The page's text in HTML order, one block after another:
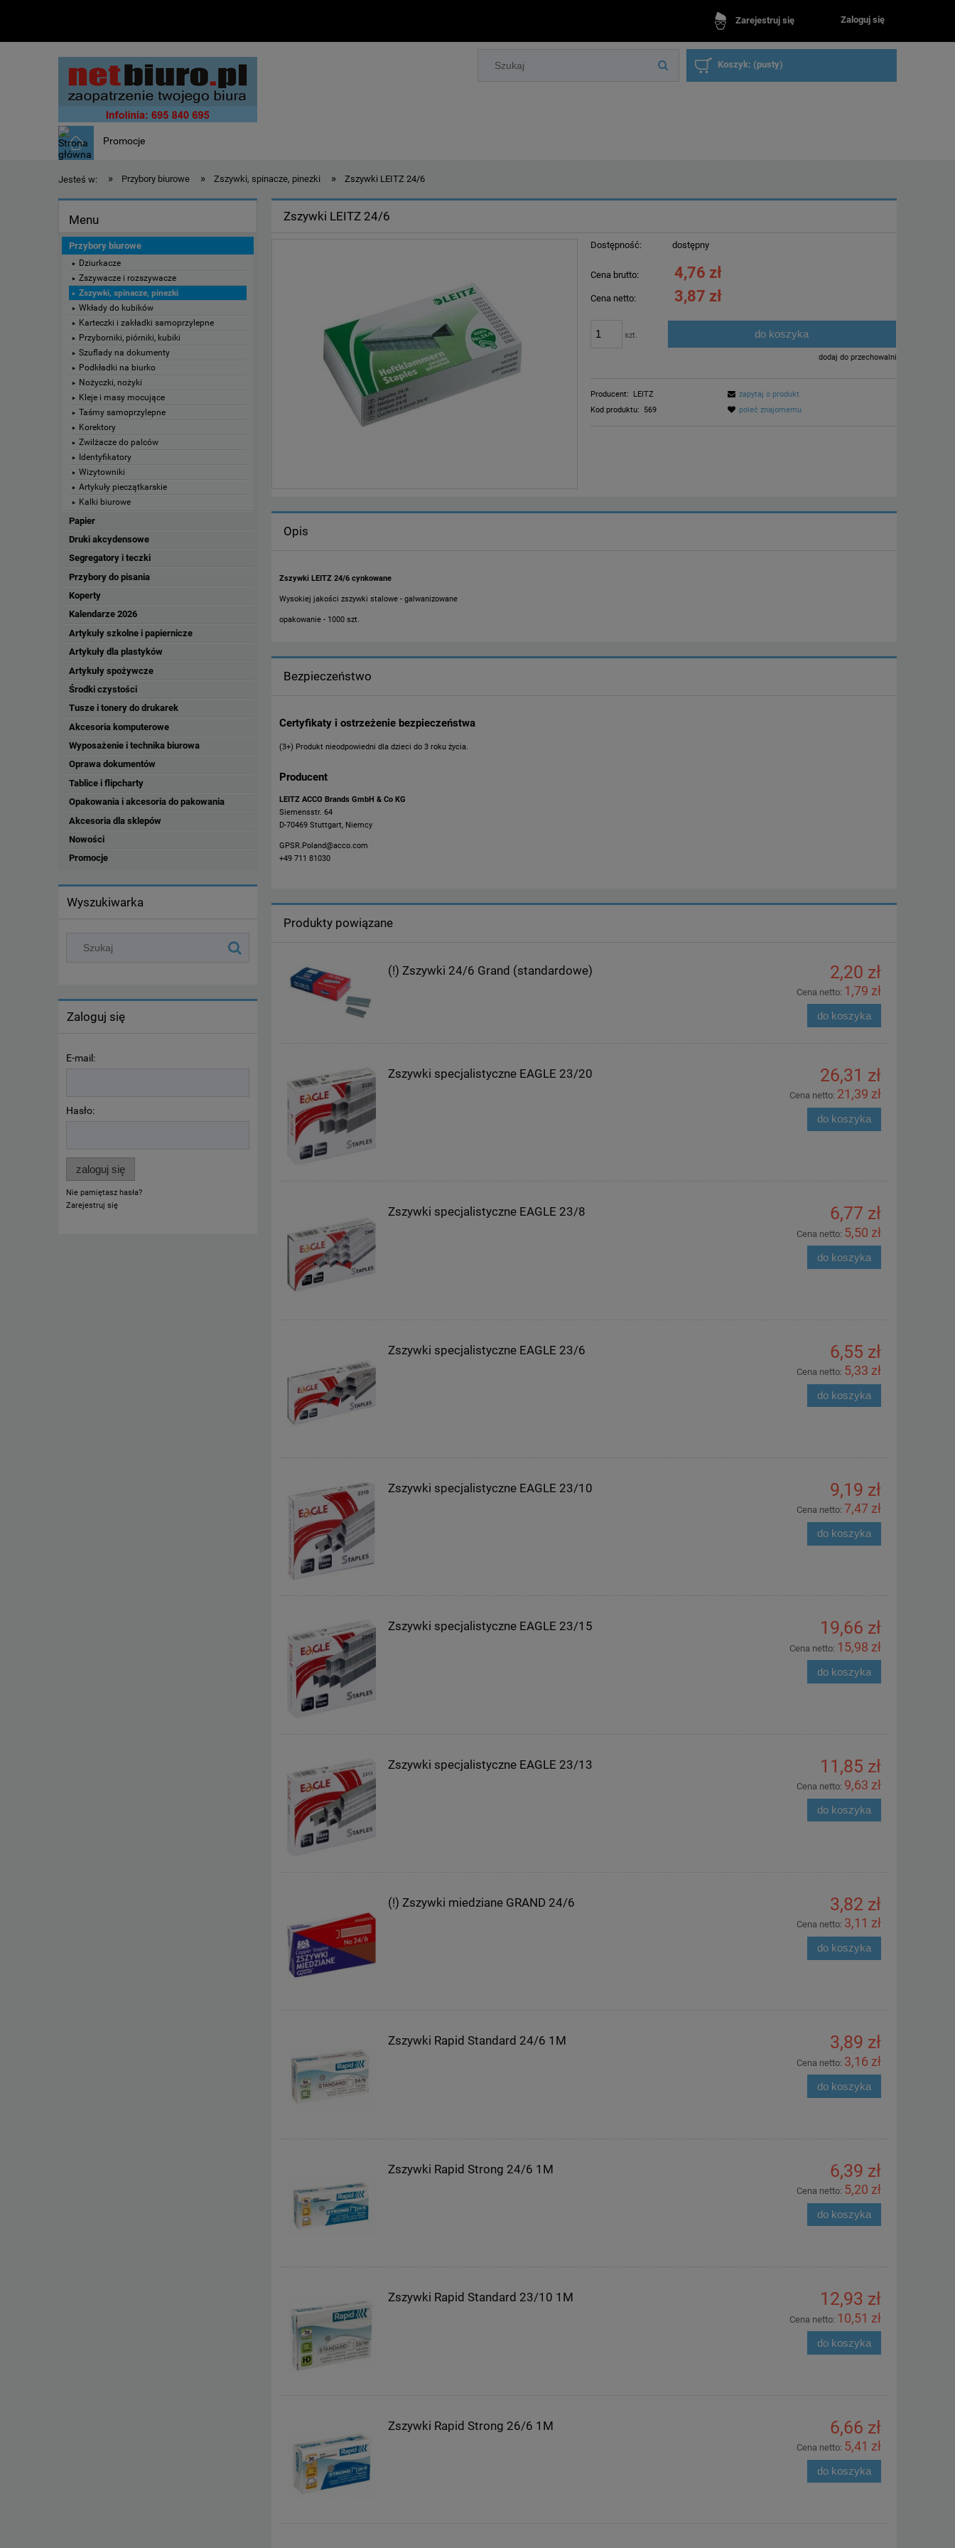
Zarejestruj się Zaloguj się
Koszyk: (pusty)
Promocje
Jesteś w: » Przybory biurowe » Zszywki, spinacze, pinezki » Zszywki LEITZ 24/6
Menu
Przybory biurowe
Dziurkacze
Zszywacze i rozszywacze
Zszywki, spinacze, pinezki
Wkłady do kubików
Karteczki i zakładki samoprzylepne
Przyborniki, piórniki, kubiki
Szuflady na dokumenty
Podkładki na biurko
Nożyczki, nożyki
Kleje i masy mocujące
Taśmy samoprzylepne
Korektory
Zwilżacze do palców
Identyfikatory
Wizytowniki
Artykuły pieczątkarskie
Kalki biurowe
Papier
Druki akcydensowe
Segregatory i teczki
Przybory do pisania
Koperty
Kalendarze 2026
Artykuły szkolne i papiernicze
Artykuły dla plastyków
Artykuły spożywcze
Środki czystości
Tusze i tonery do drukarek
Akcesoria komputerowe
Wyposażenie i technika biurowa
Oprawa dokumentów
Tablice i flipcharty
Opakowania i akcesoria do pakowania
Akcesoria dla sklepów
Nowości
Promocje
Wyszukiwarka
Zaloguj się
E-mail:
Hasło:
zaloguj się
Nie pamiętasz hasła?
Zarejestruj się
Zszywki LEITZ 24/6
Dostępność: dostępny
Cena brutto: 4,76 zł
Cena netto: 3,87 zł
szt. do koszyka
dodaj do przechowalni
Producent:
LEITZ
Kod produktu:
569
zapytaj o produkt
poleć znajomemu
Opis
Zszywki LEITZ 24/6 cynkowane
Wysokiej jakości zszywki stalowe - galwanizowane
opakowanie - 1000 szt.
Bezpieczeństwo
Certyfikaty i ostrzeżenie bezpieczeństwa
(3+) Produkt nieodpowiedni dla dzieci do 3 roku życia.
Producent
LEITZ ACCO Brands GmbH & Co KG
Siemensstr. 64
D-70469 Stuttgart, Niemcy
GPSR.Poland@acco.com
+49 711 81030
Produkty powiązane
(!) Zszywki 24/6 Grand (standardowe) 2,20 zł
Cena netto: 1,79 zł
do koszyka
Zszywki specjalistyczne EAGLE 23/20 26,31 zł
Cena netto: 21,39 zł
do koszyka
Zszywki specjalistyczne EAGLE 23/8 6,77 zł
Cena netto: 5,50 zł
do koszyka
Zszywki specjalistyczne EAGLE 23/6 6,55 zł
Cena netto: 5,33 zł
do koszyka
Zszywki specjalistyczne EAGLE 23/10 9,19 zł
Cena netto: 7,47 zł
do koszyka
Zszywki specjalistyczne EAGLE 23/15 19,66 zł
Cena netto: 15,98 zł
do koszyka
Zszywki specjalistyczne EAGLE 23/13 11,85 zł
Cena netto: 9,63 zł
do koszyka
(!) Zszywki miedziane GRAND 24/6 3,82 zł
Cena netto: 3,11 zł
do koszyka
Zszywki Rapid Standard 24/6 1M 3,89 zł
Cena netto: 3,16 zł
do koszyka
Zszywki Rapid Strong 24/6 1M 6,39 zł
Cena netto: 5,20 zł
do koszyka
Zszywki Rapid Standard 23/10 1M 12,93 zł
Cena netto: 10,51 zł
do koszyka
Zszywki Rapid Strong 26/6 1M 6,66 zł
Cena netto: 5,41 zł
do koszyka